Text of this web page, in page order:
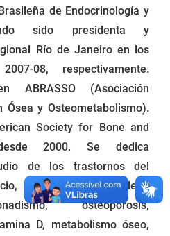
de Endocrinología y
sido presidenta y
Río de Janeiro en los
08, respectivamente.
ABRASSO (Asociación
Ósea y Osteometabolismo).
Society for Bone and
2000. Se dedica
de los trastornos del
fósforo y esqueleto,
osteoporosis,
D, metabolismo óseo,